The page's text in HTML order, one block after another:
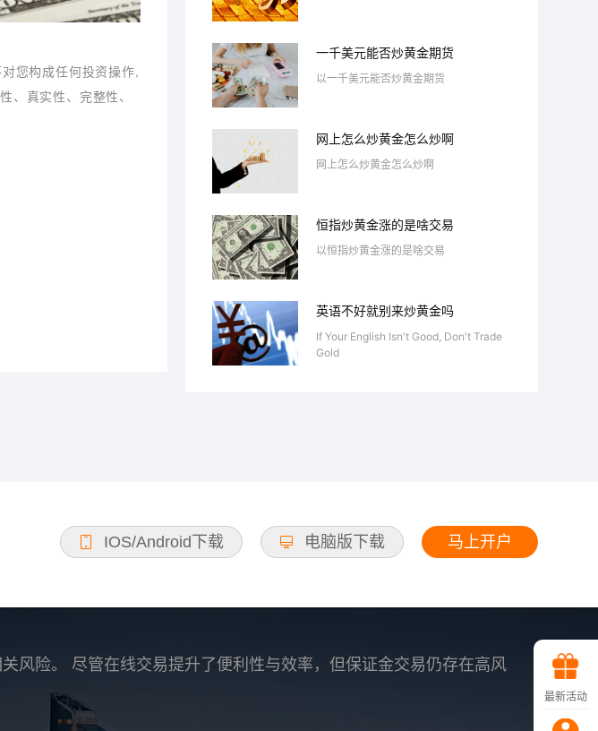
您构成任何投资操作,
、真实性、完整性、
一千美元能否炒黄金期货
以一千美元能否炒黄金期货
网上怎么炒黄金怎么炒啊
网上怎么炒黄金怎么炒啊
恒指炒黄金涨的是啥交易
以恒指炒黄金涨的是啥交易
英语不好就别来炒黄金吗
If Your English Isn't Good, Don't Trade
Gold
IOS/Android下载 电脑版下载 马上开户
风险。 尽管在线交易提升了便利性与效率，但保证金交易仍存在高风
最新活动